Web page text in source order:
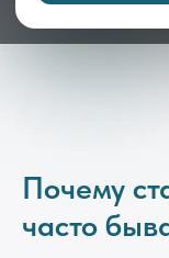
Почему
часто